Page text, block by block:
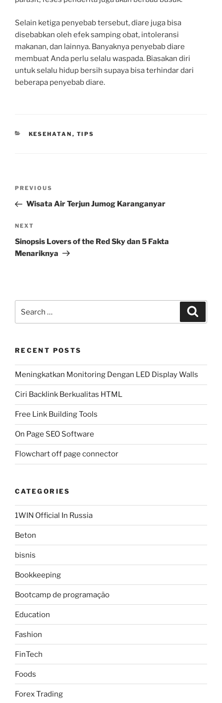
Selain ketiga penyebab tersebut, diare juga bisa
disebabkan oleh efek samping obat, intoleransi
makanan, dan lainnya. Banyaknya penyebab diare
membuat Anda perlu selalu waspada. Biasakan diri
untuk selalu hidup bersih supaya bisa terhindar dari
beberapa penyebab diare.
CATEGORIES
KESEHATAN , TIPS
Previous
Post
PREVIOUS
Wisata Air Terjun Jumog Karanganyar
Next
Post
NEXT
Sinopsis Lovers of the Red Sky dan 5 Fakta
Menariknya
for:
RECENT POSTS
Meningkatkan Monitoring Dengan LED Display Walls
Ciri Backlink Berkualitas HTML
Free Link Building Tools
On Page SEO Software
Flowchart off page connector
CATEGORIES
1WIN Official In Russia
Beton
bisnis
Bookkeeping
Bootcamp de programação
Education
Fashion
FinTech
Foods
Forex Trading